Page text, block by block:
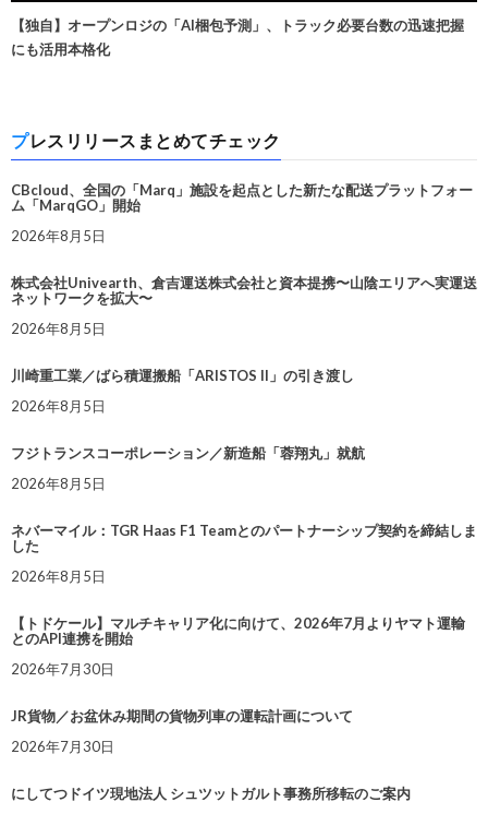
【独自】オープンロジの「AI梱包予測」、トラック必要台数の迅速把握
にも活用本格化
プレスリリースまとめてチェック
CBcloud、全国の「Marq」施設を起点とした新たな配送プラットフォー
ム「MarqGO」開始
2026年8月5日
株式会社Univearth、倉吉運送株式会社と資本提携〜山陰エリアへ実運送
ネットワークを拡大〜
2026年8月5日
川崎重工業／ばら積運搬船「ARISTOS II」の引き渡し
2026年8月5日
フジトランスコーポレーション／新造船「蓉翔丸」就航
2026年8月5日
ネバーマイル：TGR Haas F1 Teamとのパートナーシップ契約を締結しま
した
2026年8月5日
【トドケール】マルチキャリア化に向けて、2026年7月よりヤマト運輸
とのAPI連携を開始
2026年7月30日
JR貨物／お盆休み期間の貨物列車の運転計画について
2026年7月30日
にしてつドイツ現地法人 シュツットガルト事務所移転のご案内